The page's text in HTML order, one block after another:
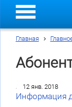
Главная
12 янв. 2018
Информация